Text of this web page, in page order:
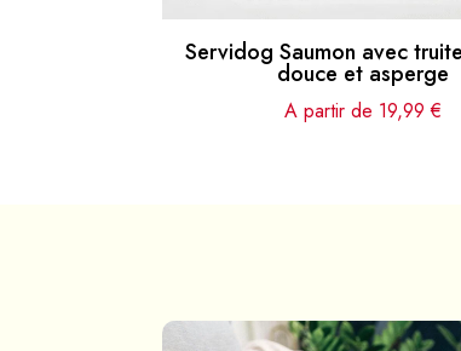
Servidog Saumon avec
douce et asperge
A partir de 19,99€